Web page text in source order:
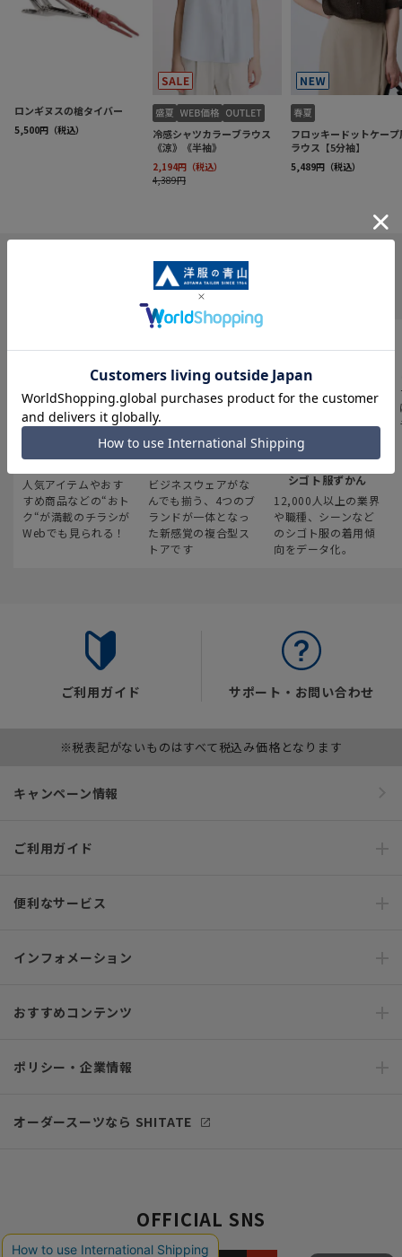
INFORMATION
最新のお買い得情報
人気アイテムやおす
すめ商品などの“おト
ク“が満載のチラシが
Webでも見られる！
スーツスクエア
ビジネスウェアがな
んでも揃う、4つのブ
ランドが一体となっ
た新感覚の複合型ス
トアです
みんなの
シゴト服ずかん
12,000人以上の業界
や職種、シーンなど
のシゴト服の着用傾
向をデータ化。
ご利用ガイド サポート・お問い合わせ
※税表記がないものはすべて税込み価格となります
キャンペーン情報
ご利用ガイド
便利なサービス
インフォメーション
おすすめコンテンツ
ポリシー・企業情報
オーダースーツなら SHITATE
OFFICIAL SNS